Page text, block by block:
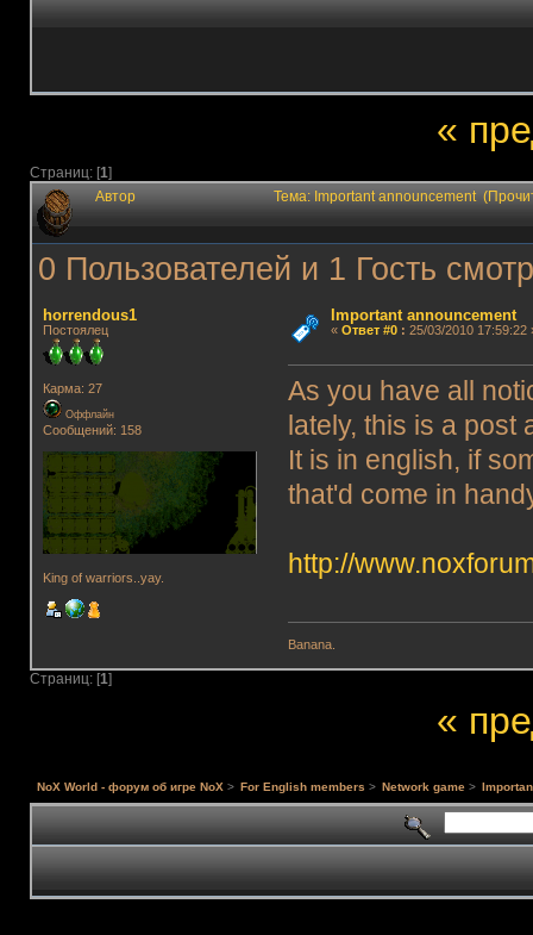
«
Страниц: [1]
Автор Тема: Important announcement
0 Пользователей и 1 Гость
horrendous1
Постоялец
Карма: 27
Оффлайн
Сообщений: 158
King of warriors..yay.
Important announcement
« Ответ #0: 25/03/2010 17:59:22
As you have all
lately, this is a post
It is in english, if
that'd come in
http://
Banana.
Страниц: [1]
«
NoX World - форум об игре NoX > For English members > Network game >